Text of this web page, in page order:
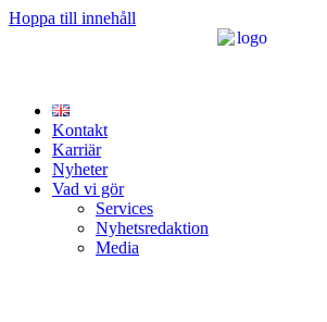
Hoppa till innehåll
Kontakt
Karriär
Nyheter
Vad vi gör
Services
Nyhetsredaktion
Media